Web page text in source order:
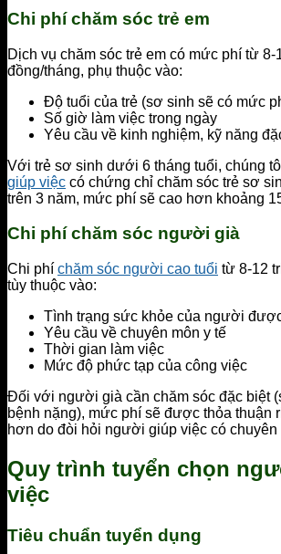
Chi phí chăm sóc trẻ em
Dịch vụ chăm sóc trẻ em có mức phí từ 8-
đồng/tháng, phụ thuộc vào:
Độ tuổi của trẻ (sơ sinh sẽ có mức
Số giờ làm việc trong ngày
Yêu cầu về kinh nghiệm, kỹ năng
Với trẻ sơ sinh dưới 6 tháng tuổi, chúng
giúp việc có chứng chỉ chăm sóc trẻ sơ
trên 3 năm, mức phí sẽ cao hơn khoảng
Chi phí chăm sóc người già
Chi phí chăm sóc người cao tuổi từ 8-12
tùy thuộc vào:
Tình trạng sức khỏe của người
Yêu cầu về chuyên môn y tế
Thời gian làm việc
Mức độ phức tạp của công việc
Đối với người già cần chăm sóc đặc biệt
bệnh nặng), mức phí sẽ được thỏa thuận
hơn do đòi hỏi người giúp việc có chuyên
Quy trình tuyển chọn
việc
Tiêu chuẩn tuyển dụng